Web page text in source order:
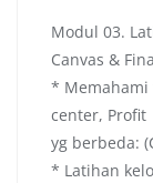
Modul 03.
Canvas &
* Memahami
center,
yg berbeda:
* Latihan